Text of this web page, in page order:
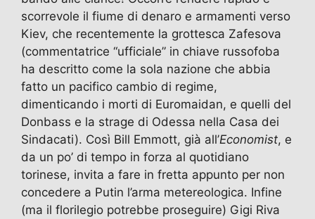
scorrevole il fiume di denaro e armamenti verso
Kiev, che recentemente la grottesca Zafesova
(commentatrice “ufficiale” in chiave russofoba
ha descritto come la sola nazione che abbia
fatto un pacifico cambio di regime,
dimenticando i morti di Euromaidan, e quelli del
Donbass e la strage di Odessa nella Casa dei
Sindacati). Così Bill Emmott, già all’Economist, e
da un po’ di tempo in forza al quotidiano
torinese, invita a fare in fretta appunto per non
concedere a Putin l’arma metereologica. Infine
(ma il florilegio potrebbe proseguire) Gigi Riva